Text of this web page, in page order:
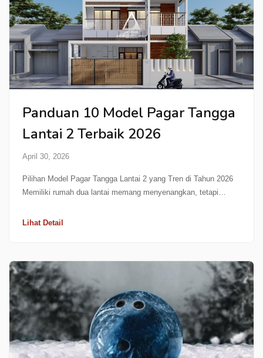
Panduan 10 Model Pagar Tangga
Lantai 2 Terbaik 2026
April 30, 2026
Pilihan Model Pagar Tangga Lantai 2 yang Tren di Tahun 2026
Memiliki rumah dua lantai memang menyenangkan, tetapi…
Lihat Detail